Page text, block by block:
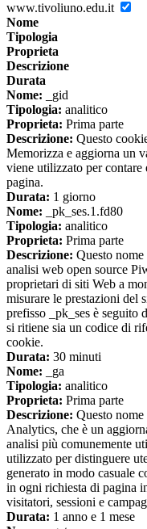
www.tivoliuno.edu.it
Nome
Tipologia
Proprieta
Descrizione
Durata
Nome: _gid
Tipologia: analitico
Proprieta: Prima parte
Descrizione: Questo
Memorizza e aggiorna un
viene utilizzato per contare
pagina.
Durata: 1 giorno
Nome: _pk_ses.1.fd80
Tipologia: analitico
Proprieta: Prima parte
Descrizione: Questo
analisi web open source
proprietari di siti Web a
misurare le prestazioni del
prefisso _pk_ses è seguito
si ritiene sia un codice di
cookie.
Durata: 30 minuti
Nome: _ga
Tipologia: analitico
Proprieta: Prima parte
Descrizione: Questo
Analytics, che è un
analisi più comunemente
utilizzato per distinguere
generato in modo casuale
in ogni richiesta di pagina
visitatori, sessioni e
Durata: 1 anno e 1 mese